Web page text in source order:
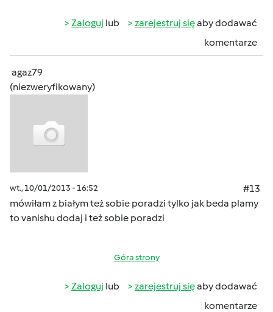
Zaloguj lub zarejestruj sięaby dodawać
komentarze
agaz79
(niezweryfikowany)
wt., 10/01/2013 - 16:52
#13
mówiłam z białym też sobie poradzi tylko jak beda plamy
to vanishu dodaj i też sobie poradzi
Góra strony
Zaloguj lub zarejestruj sięaby dodawać
komentarze